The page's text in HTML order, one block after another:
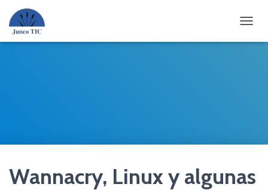
Wannacry, Linux y algunas